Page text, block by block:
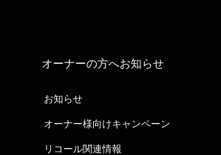
オーナーの方へお知らせ
お知らせ
オーナー様向けキャンペーン
リコール関連情報